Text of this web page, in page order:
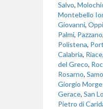
Salvo,
Montebello
Giovanni,
Palmi, Pazzano,
Polistena,
Calabria, Riace,
del Greco,
Rosarno, Samo
Giorgio
Gerace, San
Pietro di